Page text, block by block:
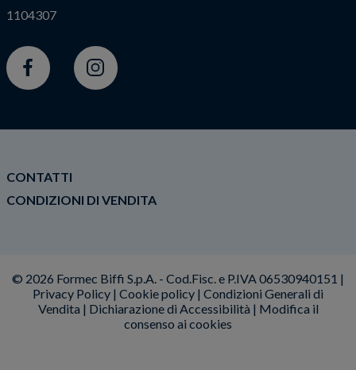
1104307
Facebook Instagram
CONTATTI
CONDIZIONI DI VENDITA
© 2026 Formec Biffi S.p.A. - Cod.Fisc. e P.IVA 06530940151 |
Privacy Policy | Cookie policy | Condizioni Generali di
Vendita | Dichiarazione di Accessibilità | Modifica il
consenso ai cookies